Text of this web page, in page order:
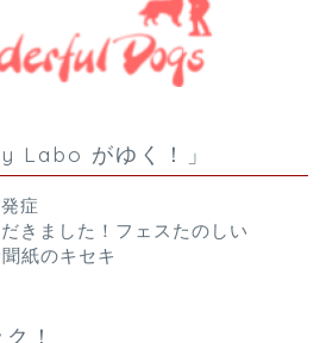
Labo がゆく！」
症
きました！フェスたのしい
紙のキセキ
！